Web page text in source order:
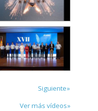
Siguiente»
Ver más vídeos»